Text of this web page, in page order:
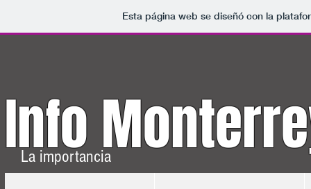
Esta página web se diseñó con la
Info
La importancia